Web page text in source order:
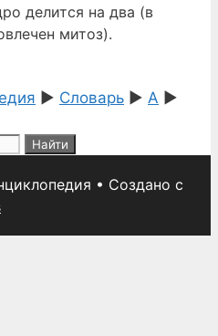
делится на два (в
митоз).
► Словарь ► А ►
• Создано с